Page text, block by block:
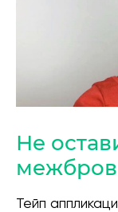
Не
Тейп